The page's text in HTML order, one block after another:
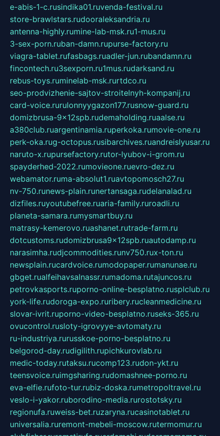
e-abis-1-c.rusindika01.ruvenda-festival.ru
store-brawlstars.rudooraleksandria.ru
antenna-highly.rumine-lab-msk.ru1-mus.ru
3-sex-porn.ruban-damn.rupurse-factory.ru
viagra-tablet.rufasbags.ruadler-jun.rubandamn.ru
fincontech.ru3sexporn.ru1mus.rudarksand.ru
rebus-toys.ruminelab-msk.rurtdco.ru
seo-prodvizhenie-sajtov-stroitelnyh-kompanij.ru
card-voice.rurulonnyygazon177.rusnow-guard.ru
domizbrusa-9x12spb.rudemaholding.ruaalse.ru
a380club.ruargentinamia.ruperkoka.rumovie-one.ru
perk-oka.rug-octopus.rusibarchives.ruandreislyusar.ru
naruto-x.rupursefactory.rutor-lyubov-i-grom.ru
spayderhed-2022.rumovieone.ruevro-dez.ru
webamator.ruma-absolut1.ruavtopomosch27.ru
nv-750.runews-plain.runertansaga.rudelanalad.ru
dizfiles.ruyoutubefree.ruaria-family.ruroadli.ru
planeta-samara.rumysmartbuy.ru
matrasy-kemerovo.ruashanet.rutrade-farm.ru
dotcustoms.rudomizbrusa9x12spb.ruautodamp.ru
narasimha.rudjcommodities.runv750.rux-ton.ru
newsplain.rucardvoice.rumodopaper.rumanunae.ru
gbget.rualfeihavsalnassr.rumadoma.rutajuncos.ru
petrovkasports.ruporno-online-besplatno.rusplclub.ru
york-life.rudoroga-expo.ruribery.rucleanmedicine.ru
slovar-ivrit.ruporno-video-besplatno.ruseks-365.ru
ovucontrol.rusloty-igrovyye-avtomaty.ru
ru-industriya.rurusskoe-porno-besplatno.ru
belgorod-day.rudigilith.rupichkurovlab.ru
medic-today.rutaksu.rucomp123.rudon-ykt.ru
teensvoice.ruimgsharing.rudomashnee-porno.ru
eva-elfie.rufoto-tur.rubiz-doska.rumetropoltravel.ru
veslo-i-yakor.ruborodino-media.rurostotsky.ru
regionufa.ruweiss-bet.ruzaryna.rucasinotablet.ru
universalia.ruremont-mebeli-moscow.rutermomur.ru